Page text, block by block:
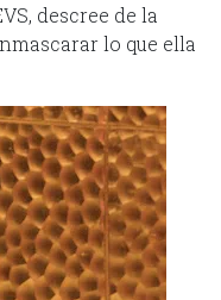
descree de la
lo que ella